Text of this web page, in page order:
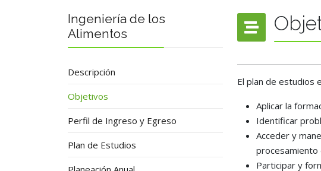
Ingeniería de los
Alimentos
Descripción
Objetivos
Perfil de Ingreso y Egreso
Plan de Estudios
El plan de estudios
Aplicar la
Identificar
Acceder y
procesamiento
Participar y